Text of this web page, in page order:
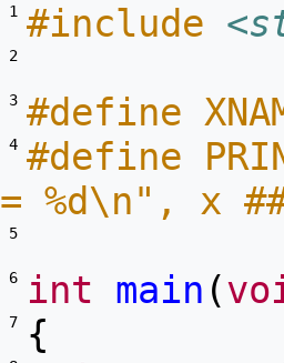
1 #include
2
3 #define
4 #define
= %d\n", x
5
6 int main (
7 {